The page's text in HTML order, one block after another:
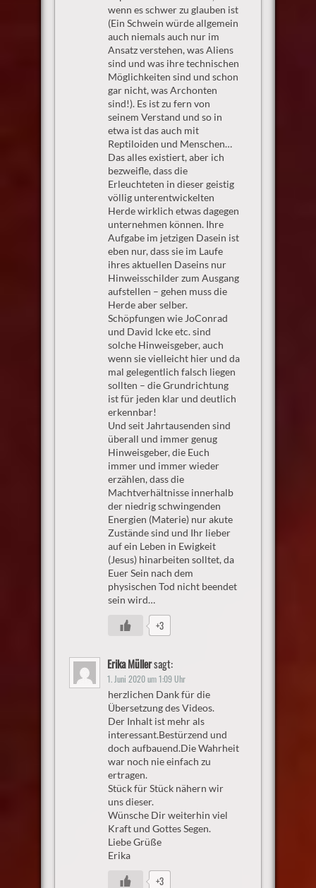
wenn es schwer zu glauben ist
(Ein Schwein würde allgemein
auch niemals auch nur im
Ansatz verstehen, was Aliens
sind und was ihre technischen
Möglichkeiten sind und schon
gar nicht, was Archonten
sind!). Es ist zu fern von
seinem Verstand und so in
etwa ist das auch mit
Reptiloiden und Menschen…
Das alles existiert, aber ich
bezweifle, dass die
Erleuchteten in dieser geistig
völlig unterentwickelten
Herde wirklich etwas dagegen
unternehmen können. Ihre
Aufgabe im jetzigen Dasein ist
eben nur, dass sie im Laufe
ihres aktuellen Daseins nur
Hinweisschilder zum Ausgang
aufstellen – gehen muss die
Herde aber selber.
Schöpfungen wie JoConrad
und David Icke etc. sind
solche Hinweisgeber, auch
wenn sie vielleicht hier und da
mal gelegentlich falsch liegen
sollten – die Grundrichtung
ist für jeden klar und deutlich
erkennbar!
Und seit Jahrtausenden sind
überall und immer genug
Hinweisgeber, die Euch
immer und immer wieder
erzählen, dass die
Machtverhältnisse innerhalb
der niedrig schwingenden
Energien (Materie) nur akute
Zustände sind und Ihr lieber
auf ein Leben in Ewigkeit
(Jesus) hinarbeiten solltet, da
Euer Sein nach dem
physischen Tod nicht beendet
sein wird…
+3
Erika Müllersagt:
1. Juni 2020 um 1:09 Uhr
herzlichen Dank für die
Übersetzung des Videos.
Der Inhalt ist mehr als
interessant.Bestürzend und
doch aufbauend.Die Wahrheit
war noch nie einfach zu
ertragen.
Stück für Stück nähern wir
uns dieser.
Wünsche Dir weiterhin viel
Kraft und Gottes Segen.
Liebe Grüße
Erika
+3